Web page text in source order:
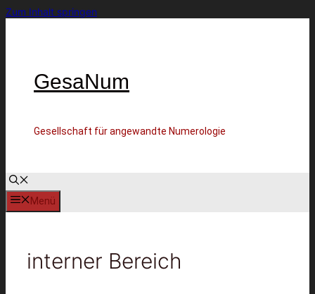
Zum Inhalt springen
GesaNum
Gesellschaft für angewandte Numerologie
Menü
interner Bereich